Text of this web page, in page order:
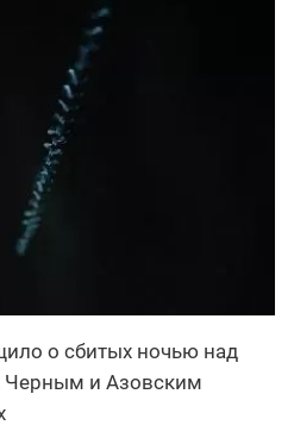
о сбитых ночью над
Черным и Азовским